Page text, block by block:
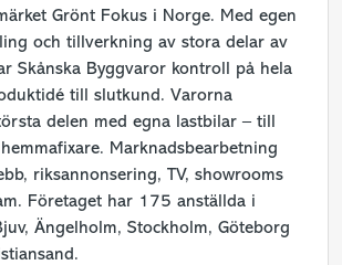
Grönt Fokus i Norge. Med egen
och tillverkning av stora delar av
Skånska Byggvaror kontroll på hela
till slutkund. Varorna
delen med egna lastbilar – till
Marknadsbearbetning
riksannonsering, TV, showrooms
Företaget har 175 anställda i
Ängelholm, Stockholm, Göteborg